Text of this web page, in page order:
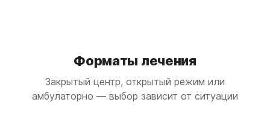
Форматы лечения
Закрытый центр, открытый режим или
амбулаторно — выбор зависит от ситуации